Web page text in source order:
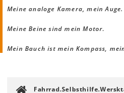
Meine analoge Kamera, mein Auge.
Meine Beine sind mein Motor.
Mein Bauch ist mein Kompass,